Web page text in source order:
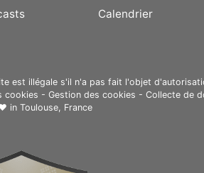
Calendrier
est illégale s'il n'a pas fait l'objet
cookies - Gestion des cookies - Collecte de
in Toulouse, France